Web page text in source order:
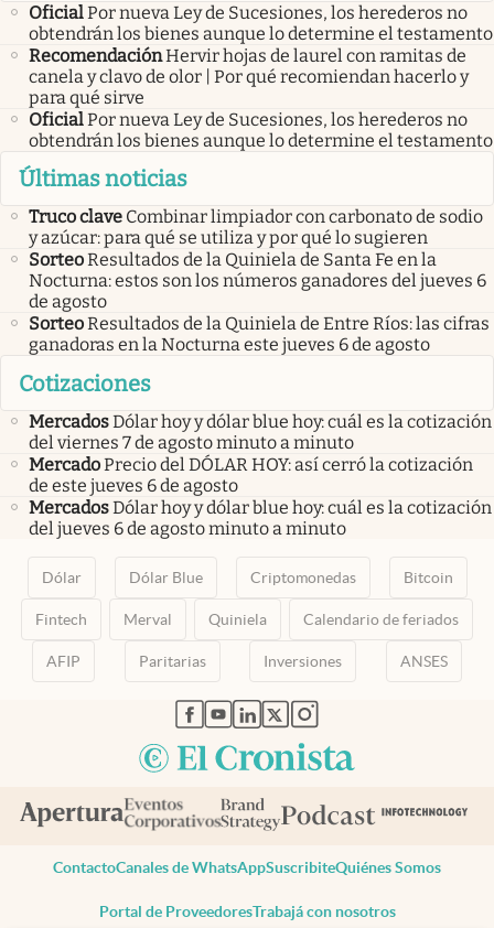
OficialPor nueva Ley de Sucesiones, los herederos no
obtendrán los bienes aunque lo determine el testamento
RecomendaciónHervir hojas de laurel con ramitas de
canela y clavo de olor | Por qué recomiendan hacerlo y
para qué sirve
OficialPor nueva Ley de Sucesiones, los herederos no
obtendrán los bienes aunque lo determine el testamento
Últimas noticias
Truco clave Combinar limpiador con carbonato de sodio
y azúcar: para qué se utiliza y por qué lo sugieren
SorteoResultados de la Quiniela de Santa Fe en la
Nocturna: estos son los números ganadores del jueves 6
de agosto
SorteoResultados de la Quiniela de Entre Ríos: las cifras
ganadoras en la Nocturna este jueves 6 de agosto
Cotizaciones
MercadosDólar hoy y dólar blue hoy: cuál es la cotización
del viernes 7 de agosto minuto a minuto
MercadoPrecio del DÓLAR HOY: así cerró la cotización
de este jueves 6 de agosto
MercadosDólar hoy y dólar blue hoy: cuál es la cotización
del jueves 6 de agosto minuto a minuto
Dólar Dólar Blue Criptomonedas Bitcoin
Fintech Merval Quiniela Calendario de feriados
AFIP Paritarias Inversiones ANSES
abre en nueva pestaña
abre en nueva pestaña
abre en nueva pestaña
abre en nueva pestaña
abre en nueva pestaña
ContactoCanales de WhatsAppSuscribiteQuiénes Somos
Portal de ProveedoresTrabajá con nosotros